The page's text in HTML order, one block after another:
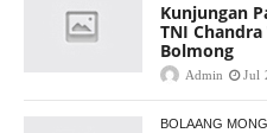
Kunjungan
TNI
Bolmong
Admin Jul
BOLAANG